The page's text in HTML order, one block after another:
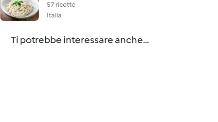
57 ricette
Italia
Ti potrebbe interessare anche...